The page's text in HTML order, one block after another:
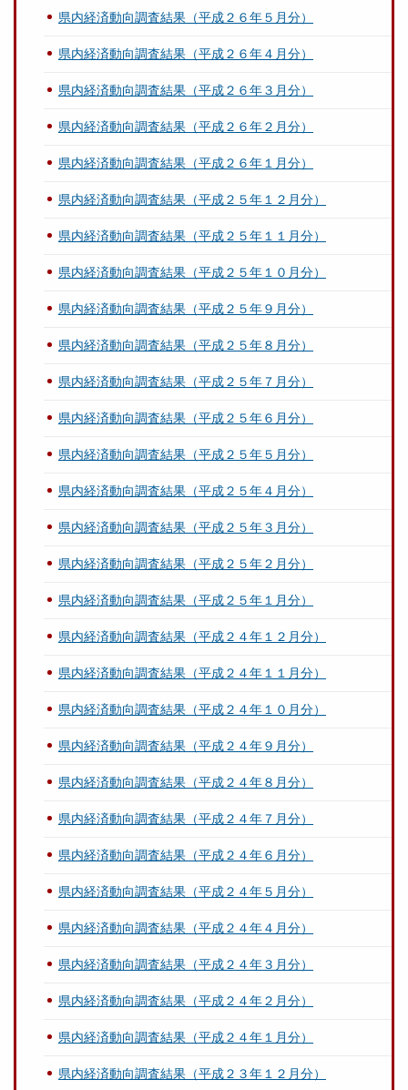
県内経済動向調査結果（平成２６年５月分）
県内経済動向調査結果（平成２６年４月分）
県内経済動向調査結果（平成２６年３月分）
県内経済動向調査結果（平成２６年２月分）
県内経済動向調査結果（平成２６年１月分）
県内経済動向調査結果（平成２５年１２月分）
県内経済動向調査結果（平成２５年１１月分）
県内経済動向調査結果（平成２５年１０月分）
県内経済動向調査結果（平成２５年９月分）
県内経済動向調査結果（平成２５年８月分）
県内経済動向調査結果（平成２５年７月分）
県内経済動向調査結果（平成２５年６月分）
県内経済動向調査結果（平成２５年５月分）
県内経済動向調査結果（平成２５年４月分）
県内経済動向調査結果（平成２５年３月分）
県内経済動向調査結果（平成２５年２月分）
県内経済動向調査結果（平成２５年１月分）
県内経済動向調査結果（平成２４年１２月分）
県内経済動向調査結果（平成２４年１１月分）
県内経済動向調査結果（平成２４年１０月分）
県内経済動向調査結果（平成２４年９月分）
県内経済動向調査結果（平成２４年８月分）
県内経済動向調査結果（平成２４年７月分）
県内経済動向調査結果（平成２４年６月分）
県内経済動向調査結果（平成２４年５月分）
県内経済動向調査結果（平成２４年４月分）
県内経済動向調査結果（平成２４年３月分）
県内経済動向調査結果（平成２４年２月分）
県内経済動向調査結果（平成２４年１月分）
県内経済動向調査結果（平成２３年１２月分）